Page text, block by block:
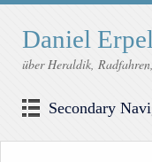
Daniel
über Heraldik,
Secondary